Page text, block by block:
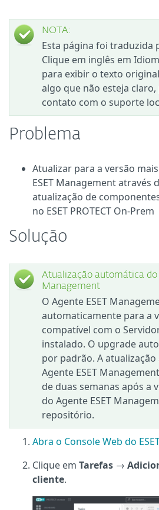
NOTA:
Esta página foi traduzida
Clique em inglês em
para exibir o texto
algo que não esteja
contato com o suporte
Problema
Atualizar para a versão
ESET Management através
atualização de componentes
no ESET PROTECT On-Prem
Solução
Atualização automática do
Management
O Agente ESET
automaticamente para a
compatível com o Servidor
instalado. O upgrade
por padrão. A
Agente ESET
de duas semanas após a
do Agente ESET
repositório.
Abra o Console Web do
Clique em Tarefas →
cliente.